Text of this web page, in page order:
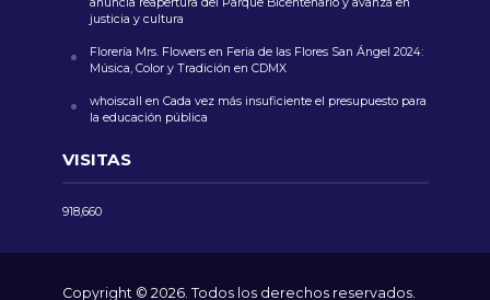
justicia y cultura
Florería Mrs. Flowersen Feria de las Flores San Ángel 2024:
Música, Color y Tradición en CDMX
whoiscall en Cada vez más insuficiente el presupuesto para
la educación pública
VISITAS
918,660
Copyright © 2026. Todos los derechos reservados.